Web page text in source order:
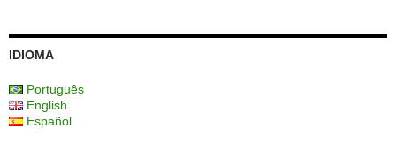
IDIOMA
Português
English
Español